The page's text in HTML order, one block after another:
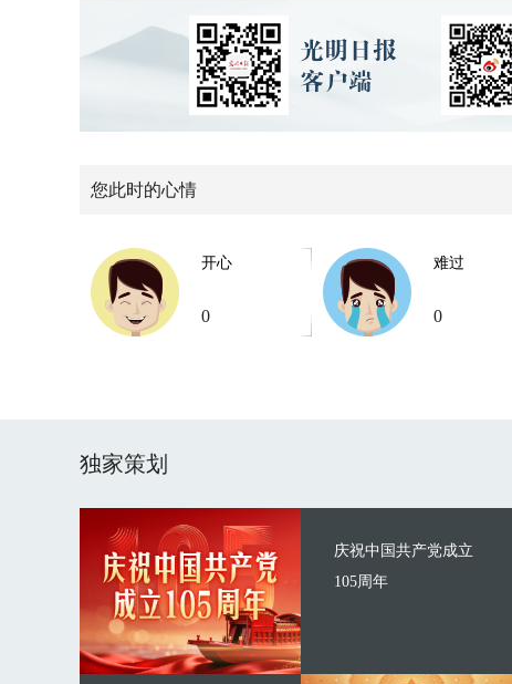
您此时的心情
开心
0
难过
0
独家策划
庆祝中国共产党成立
105周年